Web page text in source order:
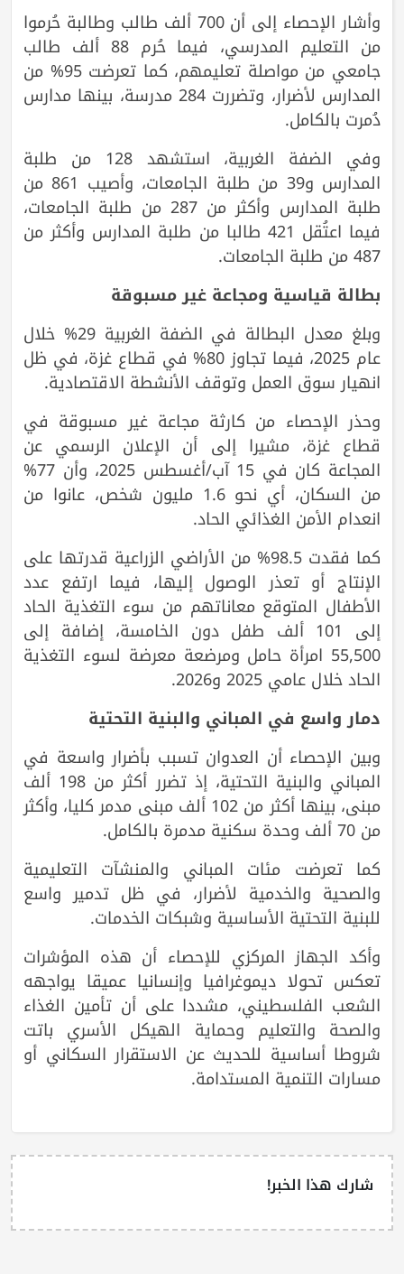
وأشار الإحصاء إلى أن 700 ألف طالب وطالبة حُرموا
من التعليم المدرسي، فيما حُرم 88 ألف طالب
جامعي من مواصلة تعليمهم، كما تعرضت 95% من
المدارس لأضرار، وتضررت 284 مدرسة، بينها مدارس
دُمرت بالكامل.
وفي الضفة الغربية، استشهد 128 من طلبة
المدارس و39 من طلبة الجامعات، وأصيب 861 من
طلبة المدارس وأكثر من 287 من طلبة الجامعات،
فيما اعتُقل 421 طالبا من طلبة المدارس وأكثر من
487 من طلبة الجامعات.
بطالة قياسية ومجاعة غير مسبوقة
وبلغ معدل البطالة في الضفة الغربية 29% خلال
عام 2025، فيما تجاوز 80% في قطاع غزة، في ظل
انهيار سوق العمل وتوقف الأنشطة الاقتصادية.
وحذر الإحصاء من كارثة مجاعة غير مسبوقة في
قطاع غزة، مشيرا إلى أن الإعلان الرسمي عن
المجاعة كان في 15 آب/أغسطس 2025، وأن 77%
من السكان، أي نحو 1.6 مليون شخص، عانوا من
انعدام الأمن الغذائي الحاد.
كما فقدت 98.5% من الأراضي الزراعية قدرتها على
الإنتاج أو تعذر الوصول إليها، فيما ارتفع عدد
الأطفال المتوقع معاناتهم من سوء التغذية الحاد
إلى 101 ألف طفل دون الخامسة، إضافة إلى
55,500 امرأة حامل ومرضعة معرضة لسوء التغذية
الحاد خلال عامي 2025 و2026.
دمار واسع في المباني والبنية التحتية
وبين الإحصاء أن العدوان تسبب بأضرار واسعة في
المباني والبنية التحتية، إذ تضرر أكثر من 198 ألف
مبنى، بينها أكثر من 102 ألف مبنى مدمر كليا، وأكثر
من 70 ألف وحدة سكنية مدمرة بالكامل.
كما تعرضت مئات المباني والمنشآت التعليمية
والصحية والخدمية لأضرار، في ظل تدمير واسع
للبنية التحتية الأساسية وشبكات الخدمات.
وأكد الجهاز المركزي للإحصاء أن هذه المؤشرات
تعكس تحولا ديموغرافيا وإنسانيا عميقا يواجهه
الشعب الفلسطيني، مشددا على أن تأمين الغذاء
والصحة والتعليم وحماية الهيكل الأسري باتت
شروطا أساسية للحديث عن الاستقرار السكاني أو
مسارات التنمية المستدامة.
شارك هذا الخبر!